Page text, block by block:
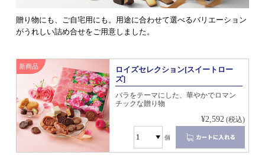
贈り物にも、ご自宅用にも。用途に合わせて選べるバリエーション
がうれしい詰め合せをご用意しました。
新商品
ロイズセレクション[スイートロー
ズ]
バラをテーマにした、華やかでロマン
チックな贈り物
¥2,592 (税込)
個